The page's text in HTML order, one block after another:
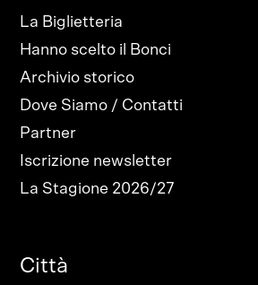
La Biglietteria
Hanno scelto il Bonci
Archivio storico
Dove Siamo / Contatti
Partner
Iscrizione newsletter
La Stagione 2026/27
Città